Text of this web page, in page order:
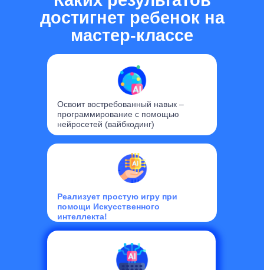
Освоит востребованный навык –
программирование с помощью
нейросетей (вайбкодинг)
Реализует простую игру при
помощи Искусственного
интеллекта!
достигнет ребенок на
мастер-классе